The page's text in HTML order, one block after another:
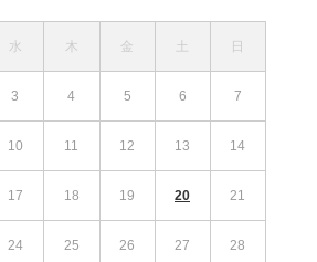
水 木 金 土 日
3 4 5 6 7
10 11 12 13 14
17 18 19 20 21
24 25 26 27 28